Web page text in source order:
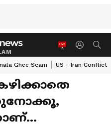
Ghee Scam US - Iran Conflict